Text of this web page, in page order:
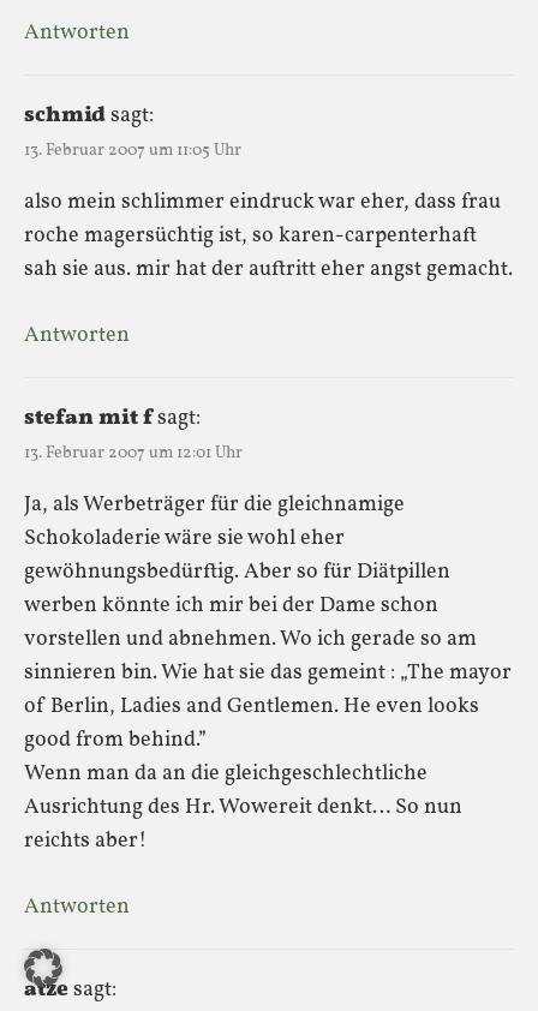
Antworten
schmidsagt:
13. Februar 2007 um 11:05 Uhr
also mein schlimmer eindruck war eher, dass frau
roche magersüchtig ist, so karen-carpenterhaft
sah sie aus. mir hat der auftritt eher angst gemacht.
Antworten
stefan mit fsagt:
13. Februar 2007 um 12:01 Uhr
Ja, als Werbeträger für die gleichnamige
Schokoladerie wäre sie wohl eher
gewöhnungsbedürftig. Aber so für Diätpillen
werben könnte ich mir bei der Dame schon
vorstellen und abnehmen. Wo ich gerade so am
sinnieren bin. Wie hat sie das gemeint : „The mayor
of Berlin, Ladies and Gentlemen. He even looks
good from behind.”
Wenn man da an die gleichgeschlechtliche
Ausrichtung des Hr. Wowereit denkt… So nun
reichts aber!
Antworten
atzesagt: